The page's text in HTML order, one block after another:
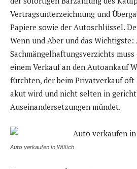
Vertragsunterzeichnung und
Papiere sowie der Autoschlüssel.
Wenn und Aber und das Wichtigste:
Sachmängelhaftungsverzichts
einem Verkauf an den Autoankauf
fürchten, der beim Privatverkauf oft
akut wird und nicht selten in
Auseinandersetzungen mündet.
Auto verkaufen in Willich